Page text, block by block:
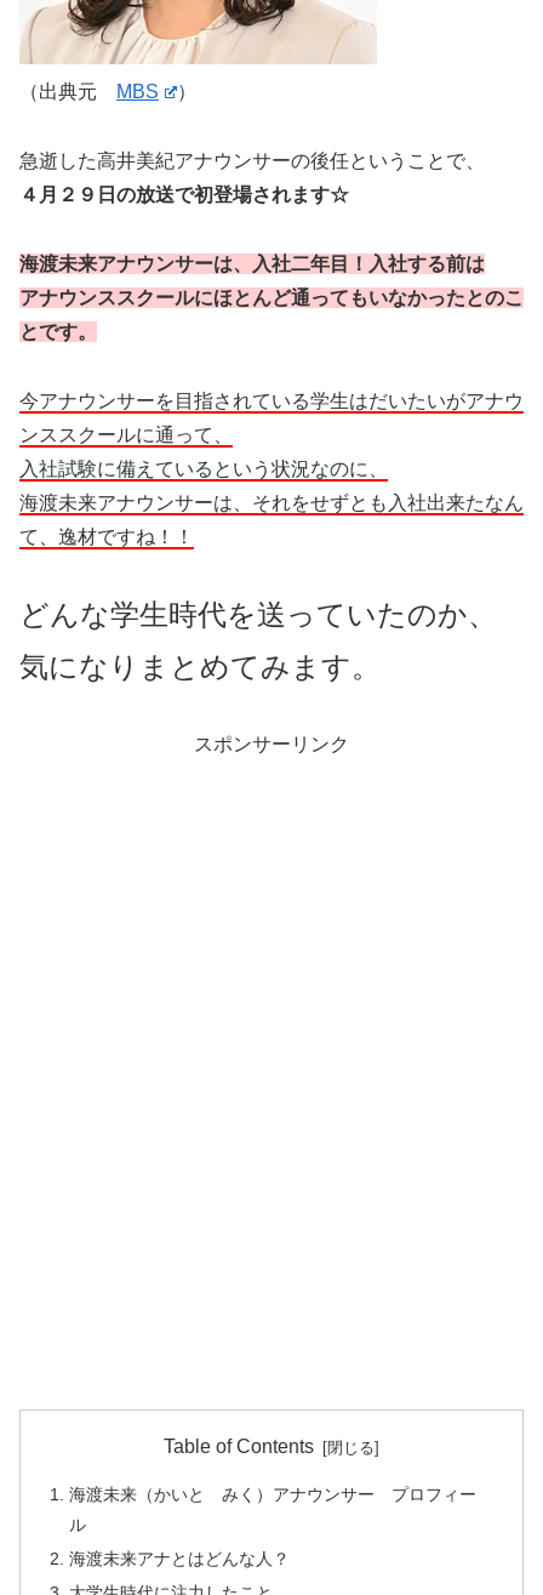
（出典元 MBS ）
急逝した高井美紀アナウンサーの後任ということで、
４月２９日の放送で初登場されます☆
海渡未来アナウンサーは、入社二年目！入社する前は
アナウンススクールにほとんど通ってもいなかったとのこ
とです。
今アナウンサーを目指されている学生はだいたいがアナウ
ンススクールに通って、
入社試験に備えているという状況なのに、
海渡未来アナウンサーは、それをせずとも入社出来たなん
て、逸材ですね！！
どんな学生時代を送っていたのか、
気になりまとめてみます。
スポンサーリンク
Table of Contents
海渡未来（かいと みく）アナウンサー プロフィー
ル
海渡未来アナとはどんな人？